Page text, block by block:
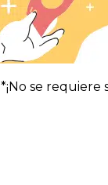
*¡No se